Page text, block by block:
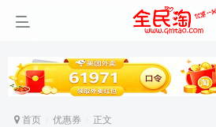
首页 优惠券 正文